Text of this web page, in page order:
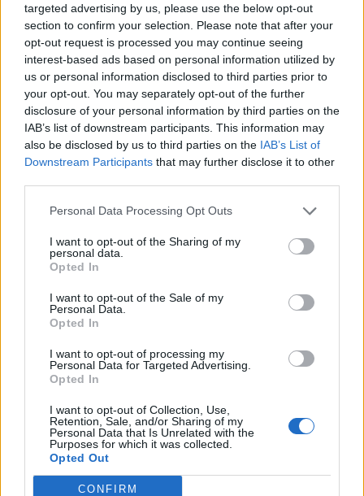
targeted advertising by us, please use the below opt-out
section to confirm your selection. Please note that after your
opt-out request is processed you may continue seeing
interest-based ads based on personal information utilized by
us or personal information disclosed to third parties prior to
your opt-out. You may separately opt-out of the further
disclosure of your personal information by third parties on the
IAB’s list of downstream participants. This information may
also be disclosed by us to third parties on the IAB’s List of
Downstream Participants that may further disclose it to other
Personal Data Processing Opt Outs
I want to opt-out of the Sharing of my
personal data.
Opted In
I want to opt-out of the Sale of my
Personal Data.
Opted In
I want to opt-out of processing my
Personal Data for Targeted Advertising.
Opted In
I want to opt-out of Collection, Use,
Retention, Sale, and/or Sharing of my
Personal Data that Is Unrelated with the
Purposes for which it was collected.
Opted Out
CONFIRM
Rozpocznij quiz
rzeczywistości?
Jaka przyszłość kryje się za
Twoimi drzwiami?
Kim byłeś w poprzednim